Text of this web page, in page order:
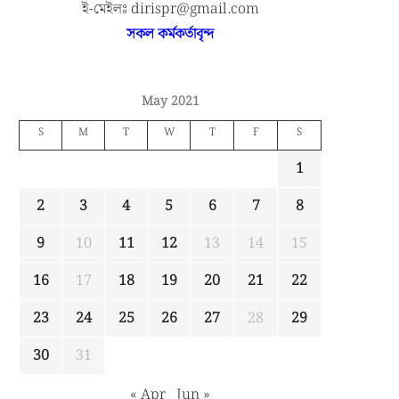
ই-মেইলঃ dirispr@gmail.com
সকল কর্মকর্তাবৃন্দ
May 2021
S M T W T F S
1
2
3 4 5 6 7
8
9
10 11 12 13 14
15
16
17 18 19 20 21
22
23
24 25 26 27 28
29
30
31